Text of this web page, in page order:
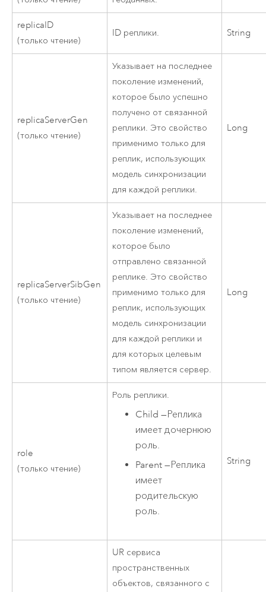
replicaID
(только чтение)
ID реплики. String
replicaServerGen
(только чтение)
Указывает на последнее
поколение изменений,
которое было успешно
получено от связанной
реплики. Это свойство
применимо только для
реплик, использующих
модель синхронизации
для каждой реплики.
Long
replicaServerSibGen
(только чтение)
Указывает на последнее
поколение изменений,
которое было
отправлено связанной
реплике. Это свойство
применимо только для
реплик, использующих
модель синхронизации
для каждой реплики и
для которых целевым
типом является сервер.
Long
role
(только чтение)
Роль реплики.
Child —Реплика
имеет дочернюю
роль.
Parent —Реплика
имеет
родительскую
роль.
String
UR сервиса
пространственных
объектов, связанного с